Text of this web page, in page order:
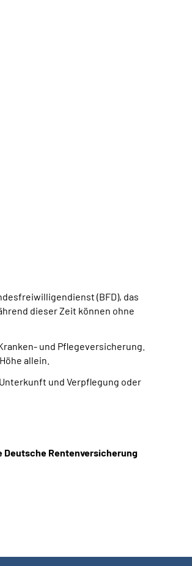
(BFD), das
dieser Zeit können ohne
und Pflegeversicherung.
allein.
und Verpflegung oder
Deutsche Rentenversicherung